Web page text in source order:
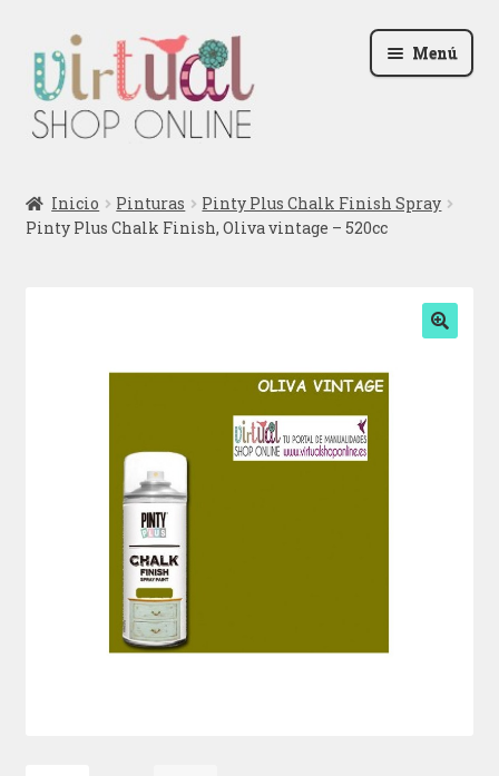
la
navegación
al
contenido
Menú
Podcast
Inicio Pinturas
Pinty Plus Chalk Finish Spray
Pinty Plus Chalk Finish, Oliva vintage – 520cc